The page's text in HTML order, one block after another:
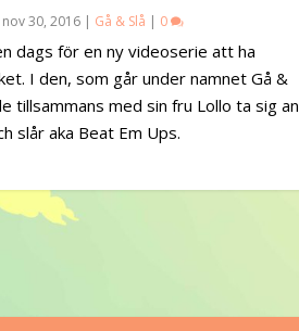
nov 30, 2016 | Gå & Slå | 0
dags för en ny videoserie att ha
I den, som går under namnet Gå &
tillsammans med sin fru Lollo ta sig an
slår aka Beat Em Ups.